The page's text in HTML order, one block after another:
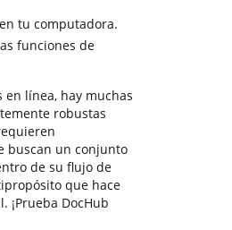
tu computadora.
funciones de
línea, hay muchas
robustas
buscan un conjunto
de su flujo de
que hace
¡Prueba DocHub